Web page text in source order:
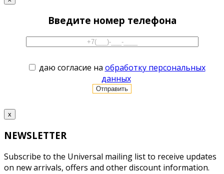
Введите номер телефона
даю согласие на обработку персональных
данных
x
NEWSLETTER
Subscribe to the Universal mailing list to receive updates
on new arrivals, offers and other discount information.